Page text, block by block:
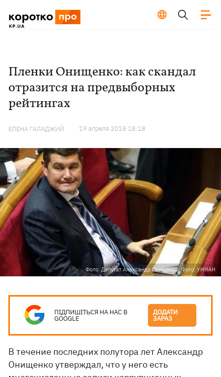
Пленки Онищенко: как скандал
отразится на предвыборных
рейтингах
ЕЛЕНА ГАЛАДЖИЙ 19 апреля 2018 18:18
Фото: Депутат Александр Онищенко. Фото: УНИАН
ПІДПИШІТЬСЯ НА НАС В
GOOGLE
ДОДАТИ
ЗАРАЗ
В течение последних полутора лет Александр
Онищенко утверждал, что у него есть